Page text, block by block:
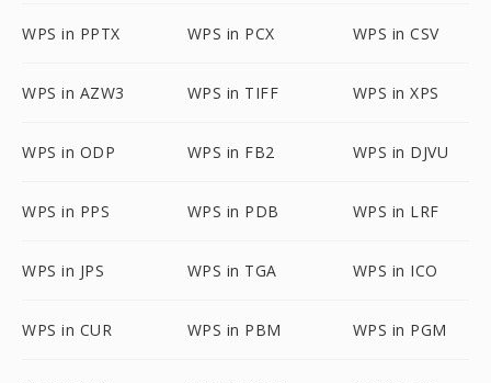
WPS in PPTX WPS in PCX WPS in CSV
WPS in AZW3 WPS in TIFF WPS in XPS
WPS in ODP WPS in FB2 WPS in DJVU
WPS in PPS WPS in PDB WPS in LRF
WPS in JPS WPS in TGA WPS in ICO
WPS in CUR WPS in PBM WPS in PGM